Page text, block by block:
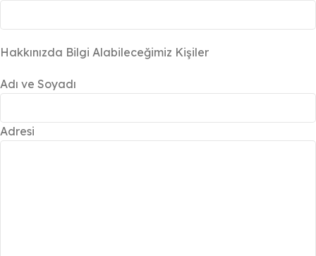
Hakkınızda Bilgi Alabileceğimiz Kişiler
Adı ve Soyadı
Adresi